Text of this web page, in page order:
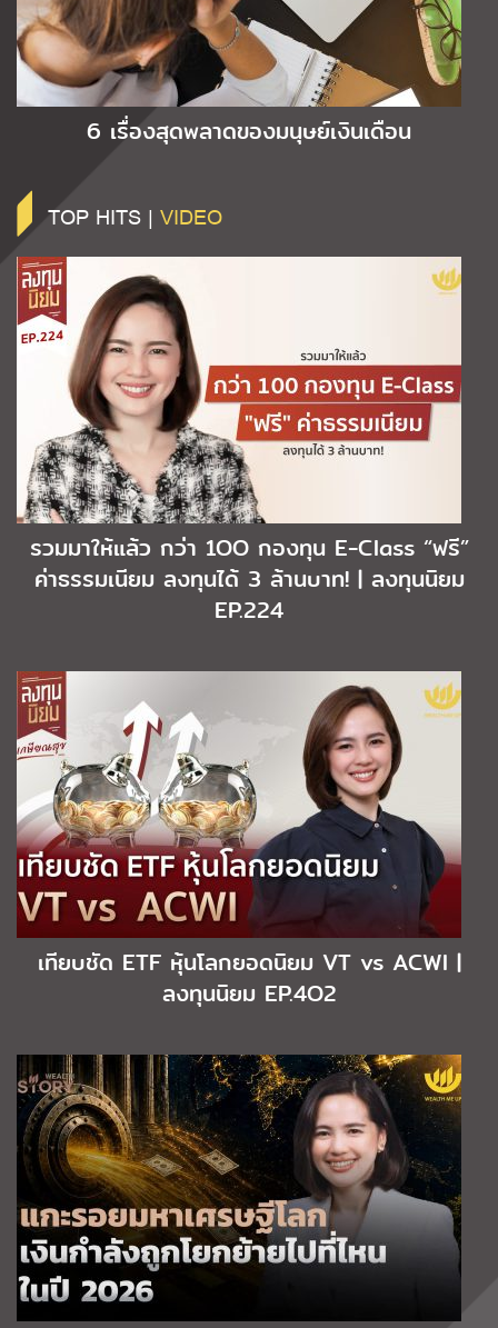
6 เรื่องสุดพลาดของมนุษย์เงินเดือน
TOP HITS | VIDEO
รวมมาให้แล้ว กว่า 1OO กองทุน E-Class “ฟรี”
ค่าธรรมเนียม ลงทุนได้ 3 ล้านบาท! | ลงทุนนิยม
EP.224
เทียบชัด ETF หุ้นโลกยอดนิยม VT vs ACWI |
ลงทุนนิยม EP.4O2